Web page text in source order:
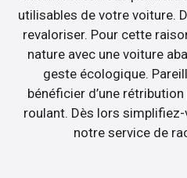
utilisables de votre voiture.
revaloriser. Pour cette
nature avec une voiture
geste écologique.
bénéficier d’une
roulant. Dès lors
notre service de